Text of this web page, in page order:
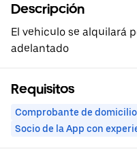
Descripción
El vehiculo se alquilará
adelantado
Requisitos
Comprobante de domicilio
Socio de la App con